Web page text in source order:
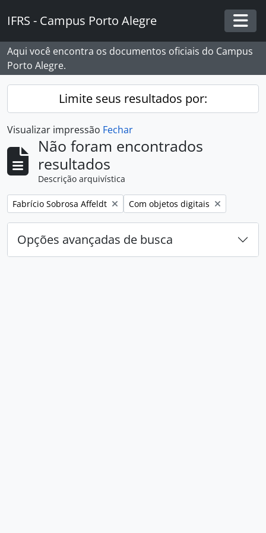
IFRS - Campus Porto Alegre
Aqui você encontra os documentos oficiais do Campus
Porto Alegre.
Limite seus resultados por:
Visualizar impressão Fechar
Não foram encontrados
resultados
Descrição arquivística
Remover filtro:
Fabrício Sobrosa Affeldt Remover filtro:
Com objetos digitais
Opções avançadas de busca